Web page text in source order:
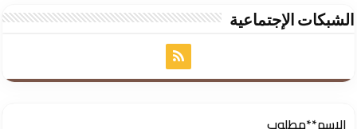
الشبكات الإجتماعية
الاسم**مطلوب